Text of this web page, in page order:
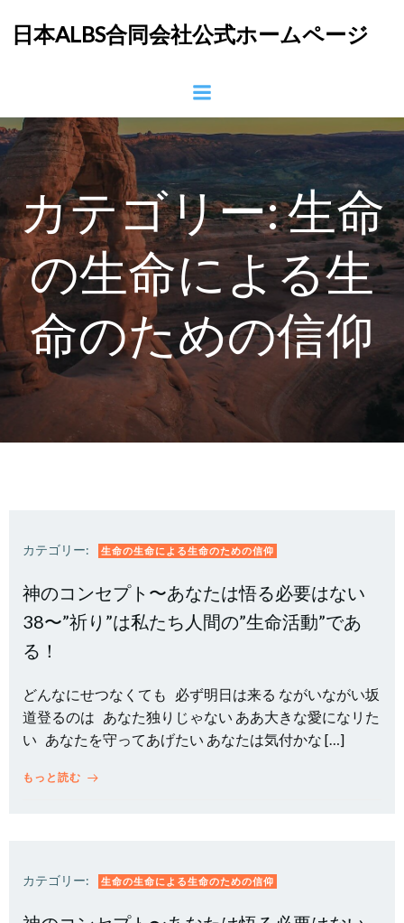
ン
ツ
へ
ス
キ
プ
日本ALBS合同会社公式ホームページ
カテゴリー:生命
の生命による生
命のための信仰
カテゴリー: 生命の生命による生命のための信仰
神のコンセプト〜あなたは悟る必要はない
38〜”祈り”は私たち人間の”生命活動”であ
る！
どんなにせつなくても 必ず明日は来る ながいながい坂
道登るのは あなた独りじゃない ああ大きな愛になリた
い あなたを守ってあげたい あなたは気付かな […]
もっと読む
カテゴリー: 生命の生命による生命のための信仰